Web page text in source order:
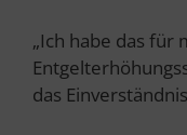
„Ich habe das für
das